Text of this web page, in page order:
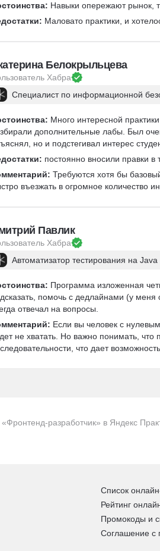
разработчик» в Яндекс
Навыки опережают рынок,
Маловато практики, и
Белокрыльцева
Хабра
Специалист по информационной
Много интересной
дополнительные лабы. Был
но и подстегивал интерес
постоянно вносили правки в
Требуются хотя бы
въезжать в огромное количество
Павлик
Хабра
Автоматизатор тестирования на Java
Программа изложенная
помочь с дедлайнами (у
отвечал на вопросы.
Если вы человек с
не хватать. Но важно понимать, что
что дает
Список
Рейтинг
Промокоды и
Соглашение с